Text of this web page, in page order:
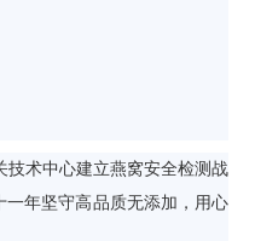
术中心建立燕窝安全检测战
一年坚守高品质无添加，用心